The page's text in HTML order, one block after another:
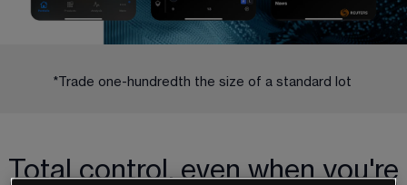
*Trade one-hundredth the size of a standard lot
Total control, even when you're